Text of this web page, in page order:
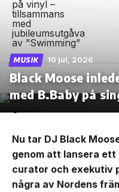
MUSIK 10 jul, 2026
Black Moose
med B.Baby på
Nu tar DJ Black
genom att lansera
curator och exekutiv
några av Nordens